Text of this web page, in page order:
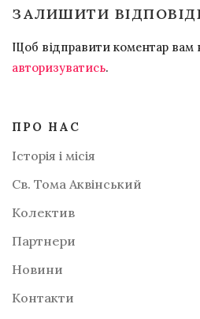
ЗАЛИШИТИ
Щоб відправити коментар вам
авторизуватись.
ПРО НАС
Історія і місія
Св. Тома Аквінський
Колектив
Партнери
Новини
Контакти